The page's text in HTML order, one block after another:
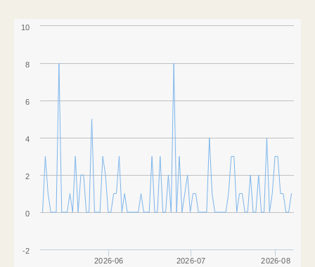
2026-06 2026-07 2026-08
-2
0
2
4
6
8
10